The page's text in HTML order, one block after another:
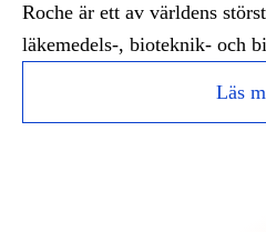
Roche är ett av världens
läkemedels-, bioteknik- och
Läs